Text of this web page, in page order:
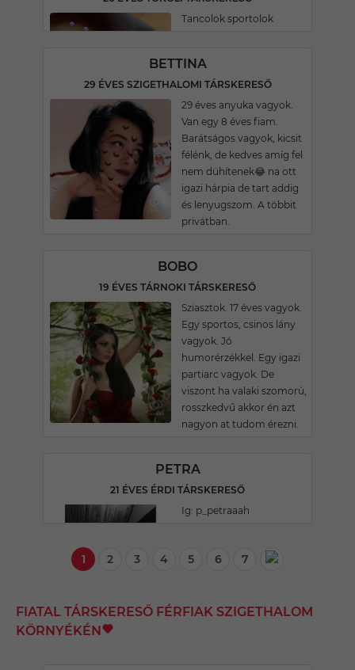
Tancolok sportolok
BETTINA
29 ÉVES SZIGETHALOMI TÁRSKERESŐ
29 éves anyuka vagyok.
Van egy 8 éves fiam.
Barátságos vagyok, kicsit
félénk, de kedves amíg fel
nem dühítenek😂 na ott
igazi hárpia de tart addig
és lenyugszom. A többit
privátban.
BOBO
19 ÉVES TÁRNOKI TÁRSKERESŐ
Sziasztok. 17 éves vagyok.
Egy sportos, csinos lány
vagyok. Jó
humorérzékkel. Egy igazi
partiarc vagyok. De
viszont ha valaki szomorú,
rosszkedvű akkor én azt
nagyon at tudom érezni.
PETRA
21 ÉVES ÉRDI TÁRSKERESŐ
Ig: p_petraaah
1 2 3 4 5 6 7
FIATAL TÁRSKERESŐ FÉRFIAK SZIGETHALOM
KÖRNYÉKÉN